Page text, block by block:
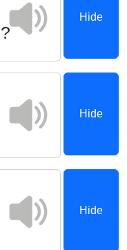
Hide
Hide
Hide